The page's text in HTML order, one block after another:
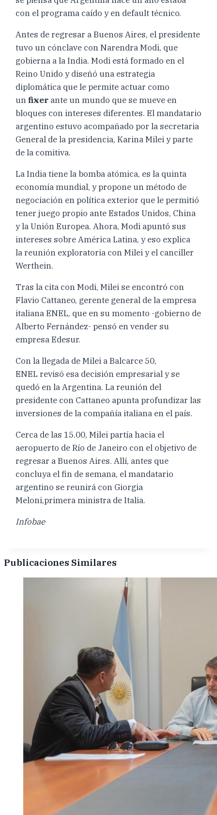
con el programa caído y en default técnico.
Antes de regresar a Buenos Aires, el presidente
tuvo un cónclave con Narendra Modi, que
gobierna a la India. Modi está formado en el
Reino Unido y diseñó una estrategia
diplomática que le permite actuar como
unfixer ante un mundo que se mueve en
bloques con intereses diferentes. El mandatario
argentino estuvo acompañado por la secretaria
General de la presidencia, Karina Milei y parte
de la comitiva.
La India tiene la bomba atómica, es la quinta
economía mundial, y propone un método de
negociación en política exterior que le permitió
tener juego propio ante Estados Unidos, China
y la Unión Europea. Ahora, Modi apuntó sus
intereses sobre América Latina, y eso explica
la reunión exploratoria con Milei y el canciller
Werthein.
Tras la cita con Modi, Milei se encontró con
Flavio Cattaneo, gerente general de la empresa
italiana ENEL, que en su momento -gobierno de
Alberto Fernández- pensó en vender su
empresa Edesur.
Con la llegada de Milei a Balcarce 50,
ENEL revisó esa decisión empresarial y se
quedó en la Argentina. La reunión del
presidente con Cattaneo apunta profundizar las
inversiones de la compañía italiana en el país.
Cerca de las 15.00, Milei partía hacia el
aeropuerto de Río de Janeiro con el objetivo de
regresar a Buenos Aires. Allí, antes que
concluya el fin de semana, el mandatario
argentino se reunirá con Giorgia
Meloni,primera ministra de Italia.
Infobae
Publicaciones Similares